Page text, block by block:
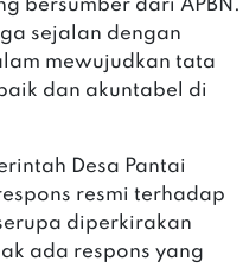
bersumber dari APBN.
sejalan dengan
mewujudkan tata
dan akuntabel di
Desa Pantai
resmi terhadap
diperkirakan
ada respons yang